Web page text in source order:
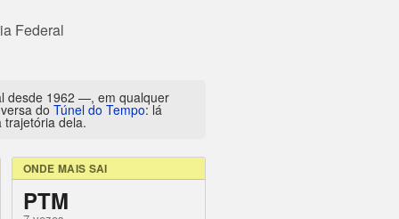
Federal
desde 1962 —, em qualquer
do Túnel do Tempo: lá
dela.
ONDE MAIS SAI
PTM